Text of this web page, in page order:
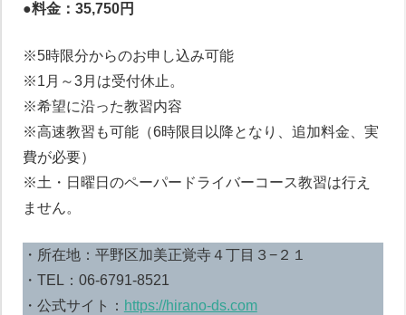
●料金： 35,750円
※5時限分からのお申し込み可能
※1月～3月は受付休止。
※希望に沿った教習内容
※高速教習も可能（6時限目以降となり、追加料金、実
費が必要）
※土・日曜日のペーパードライバーコース教習は行え
ません。
・所在地：平野区加美正覚寺４丁目３−２１
・TEL：06-6791-8521
・公式サイト： https://hirano-ds.com